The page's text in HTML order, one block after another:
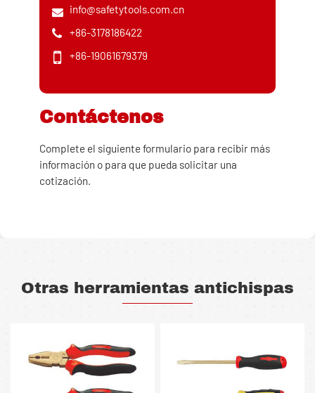
info@safetytools.com.cn
+86-3178186422
+86-19061679379
Contáctenos
Complete el siguiente formulario para recibir más
información o para que pueda solicitar una
cotización.
Otras herramientas antichispas